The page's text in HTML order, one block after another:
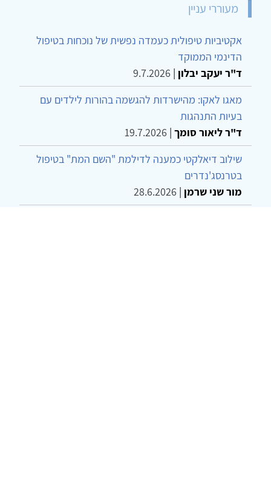
מעוררי עניין
אקטיביות טיפולית כעמדה נפשית של נוכחות בטיפול
הדינמי הממוקד
ד"ר יעקב יבלון |
9.7.2026
מאגו לאקו: מהישרדות להגשמה בהורות לילדים עם
בעיות התנהגות
ד"ר ליאור סומך |
19.7.2026
שילוב דיאלקטי כמענה לדילמת "השם המת" בטיפול
בטרנסג'נדרים
מור שני שרמן |
28.6.2026